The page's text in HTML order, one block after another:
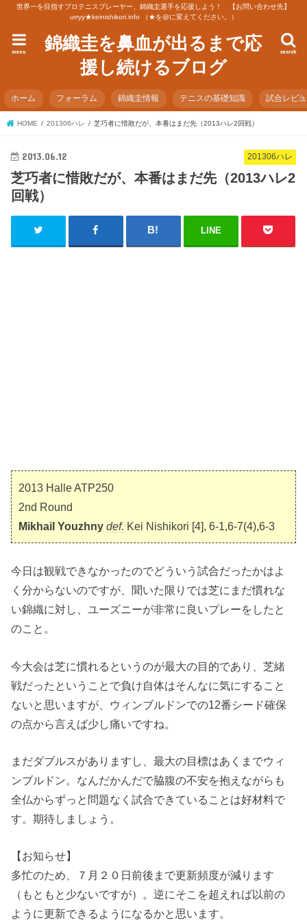
世界一を目指すプロテニスプレーヤー、錦織圭選手を応援しよう！ 【お問い合わせ先】
urryy★keinishikori.info （★を@に変えてください。）
錦織圭を鼻血が出るまで応
援し続けるブログ
search
menu
ホーム フォーラム 錦織圭情報 テニスの基礎知識 試合レビ
HOME 201306ハレ 芝巧者に惜敗だが、本番はまだ先（2013ハレ2回戦）
201306ハレ
2013.06.12
芝巧者に惜敗だが、本番はまだ先（2013ハレ2
回戦）
LINE
2013 Halle ATP250
2nd Round
Mikhail Youzhny def. Kei Nishikori [4], 6-1,6-7(4),6-3
今日は観戦できなかったのでどういう試合だったかはよ
く分からないのですが、聞いた限りでは芝にまだ慣れな
い錦織に対し、ユーズニーが非常に良いプレーをしたと
のこと。
今大会は芝に慣れるというのが最大の目的であり、芝緒
戦だったということで負け自体はそんなに気にすること
ないと思いますが、ウィンブルドンでの12番シード確保
の点から言えば少し痛いですね。
まだダブルスがありますし、最大の目標はあくまでウィ
ンブルドン。なんだかんだで脇腹の不安を抱えながらも
全仏からずっと問題なく試合できていることは好材料で
す。期待しましょう。
【お知らせ】
多忙のため、７月２０日前後まで更新頻度が減ります
（もともと少ないですが）。逆にそこを超えれば以前の
ように更新できるようになるかと思います。